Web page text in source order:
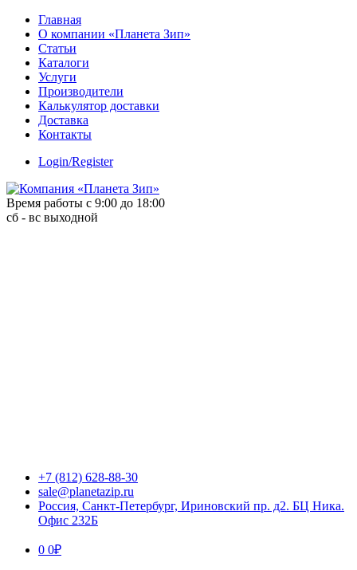
Skip
content
Главная
О компании «Планета Зип»
Статьи
Каталоги
Услуги
Производители
Калькулятор доставки
Доставка
Контакты
Login/Register
Время работы с 9:00 до 18:00
сб - вс выходной
+7 (812) 628-88-30
sale@planetazip.ru
Россия, Санкт-Петербург, Ириновский пр. д2. БЦ Ника.
Офис 232Б
0 0₽